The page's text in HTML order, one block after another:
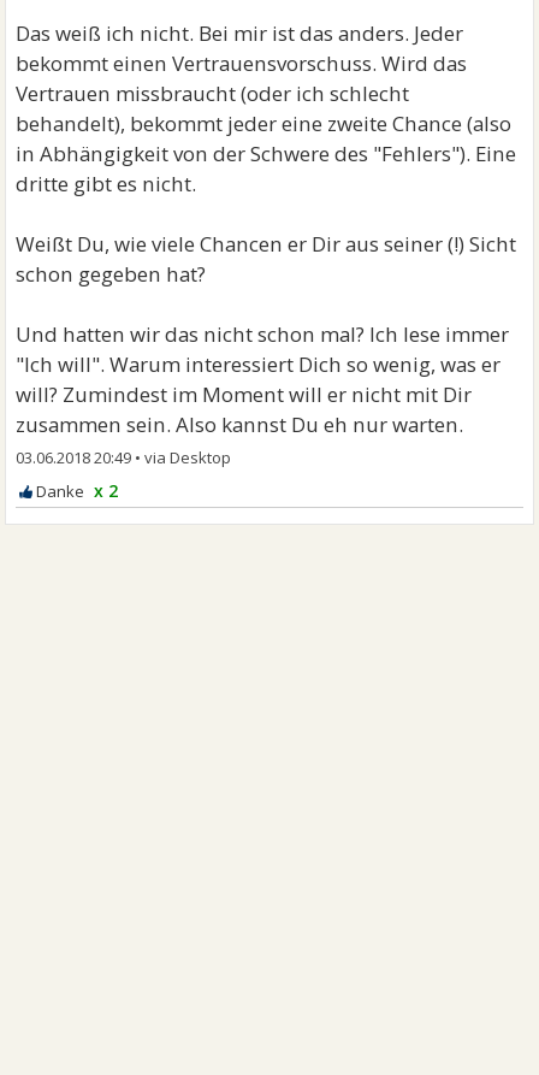
Das weiß ich nicht. Bei mir ist das anders. Jeder
bekommt einen Vertrauensvorschuss. Wird das
Vertrauen missbraucht (oder ich schlecht
behandelt), bekommt jeder eine zweite Chance (also
in Abhängigkeit von der Schwere des "Fehlers"). Eine
dritte gibt es nicht.
Weißt Du, wie viele Chancen er Dir aus seiner (!) Sicht
schon gegeben hat?
Und hatten wir das nicht schon mal? Ich lese immer
"Ich will". Warum interessiert Dich so wenig, was er
will? Zumindest im Moment will er nicht mit Dir
zusammen sein. Also kannst Du eh nur warten.
03.06.2018 20:49 •
x 2